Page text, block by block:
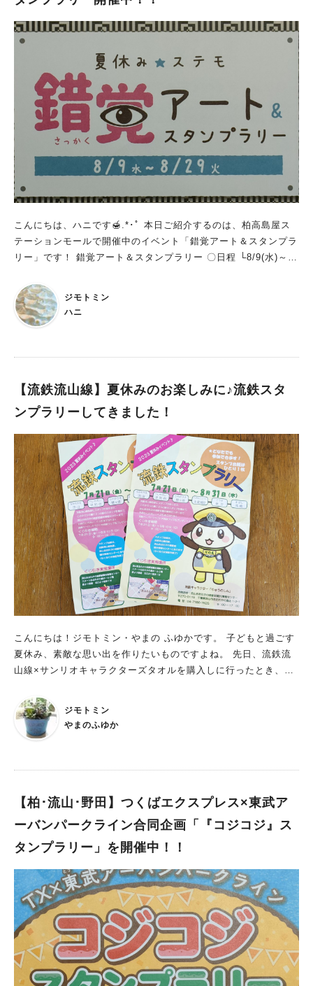
親子のための こども寄席』は、まだ空席が少しあるそうです！
席は全自由席なので今からご購入でも間に合います♪ 皆様、夏の
思い出にぜひご参加ください！ 【夏休み企画 親子のためのおお
たかこども寄席】 日にち：令和5年8月20日（日） 時間：13時3
0分 〜 15時30分 費用：大人3,000円 / 親子ペア3,000円（お子
さん1人追加につき1,000円、保護者1人追加につき2,000円） ※
事前申し込み制 →詳細はこちら
こんにちは、ハニです🍯.*･ﾟ 本日ご紹介するのは、柏高島屋ス
テーションモールで開催中のイベント「錯覚アート＆スタンプラ
リー」です！ 錯覚アート＆スタンプラリー 〇日程 └8/9(水)～8/
リー冊子設置場所： S館 専門店4F 吹抜けエスカレーター前 プ
レゼント交換場所： S館 専門店3Fインフォメーション 〇参加方
法 （1）スタンプラリー冊子を入手する！ （2）スタンプラリー
トをゲット。（※プレゼントは無くなり次第終了となります）
たなぁと思いつつ…今もやりたい気持ちは変わりません！(笑) 特
に対象年齢が書かれていなかったので、子どもから大人まで楽し
めるのではないでしょうか？ コンプリートされた方には。無印
良品の文房具のプレゼントがあるそうですよ！ 涼しい館内でス
タンプラリーができるのも嬉しいポイントですね♪ 詳しくは公式
ホームページをご覧ください。 ☆公式ホームページはこちらか
ら また、現在S館専門店 ７階「和幸 髙島屋ステーションモール
柏店」さんでは、小学6年生までのお子様は半額になるというお
得なキャンペーンを実施されています！ ↓詳しくはこちらの記事
をご覧ください 【柏･流山】小学6年生までのお子様は半額？！
とんかつ和幸でお得なキャンペーンやってます！ 最後までご覧
いただき、ありがとうございました！
ジモトミン
ハニ
【流鉄流山線】夏休みのお楽しみに♪流鉄スタ
ンプラリーしてきました！
こんにちは！ジモトミン・やまの ふゆかです。 子どもと過ごす
夏休み、素敵な思い出を作りたいものですよね。 先日、流鉄流
山線×サンリオキャラクターズタオルを購入しに行ったとき、
ってきました。 集めるスタンプは2つ！ 流鉄流山線は全部で6
駅。すべての駅で降りる必要はなく、2つ集めれば賞品がもらえ
るそう！子どもと相談して、最寄り駅の「幸谷」ではなく、「馬
この日は上りも下りもオムライストレインが走っていたようでし
ン」ではなく総武流山電鉄から流鉄へ社名変更して15周年を記念
したものでした。 ガタゴトと揺られ、どこで降りようかな？と
す。 私たち親子を含め、3組ほど挑戦していたみたいです。駅に
よってスタンプの絵柄が違うので、本当は全部のスタンプを揃え
たかったかも～！ スタンプを集めたらくじ引きをしよう スタン
プ台紙に2つスタンプを押したら、今度はくじ引きに挑戦です！
ただ、このくじ引きは流鉄の駅ではできません。くじ引きは「流
山おおたかの森駅前観光情報センター」で行われているので、移
動が必要です。 私たちは夫に車で迎えに来てもらい、車で移
ジモトミン
やまのふゆか
【柏･流山･野田】つくばエクスプレス×東武ア
ーバンパークライン合同企画「『コジコジ』ス
タンプラリー」を開催中！！